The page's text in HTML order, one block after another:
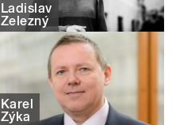
Ladislav
Železný
Karel
Zýka